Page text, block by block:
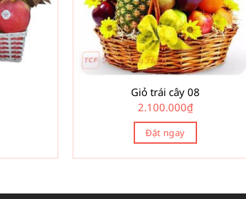
Giỏ trái cây 08
2.100.000₫
Đặt ngay